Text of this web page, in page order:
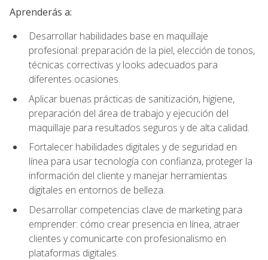
Aprenderás a:
Desarrollar habilidades base en maquillaje
profesional: preparación de la piel, elección de tonos,
técnicas correctivas y looks adecuados para
diferentes ocasiones.
Aplicar buenas prácticas de sanitización, higiene,
preparación del área de trabajo y ejecución del
maquillaje para resultados seguros y de alta calidad.
Fortalecer habilidades digitales y de seguridad en
línea para usar tecnología con confianza, proteger la
información del cliente y manejar herramientas
digitales en entornos de belleza.
Desarrollar competencias clave de marketing para
emprender: cómo crear presencia en línea, atraer
clientes y comunicarte con profesionalismo en
plataformas digitales.